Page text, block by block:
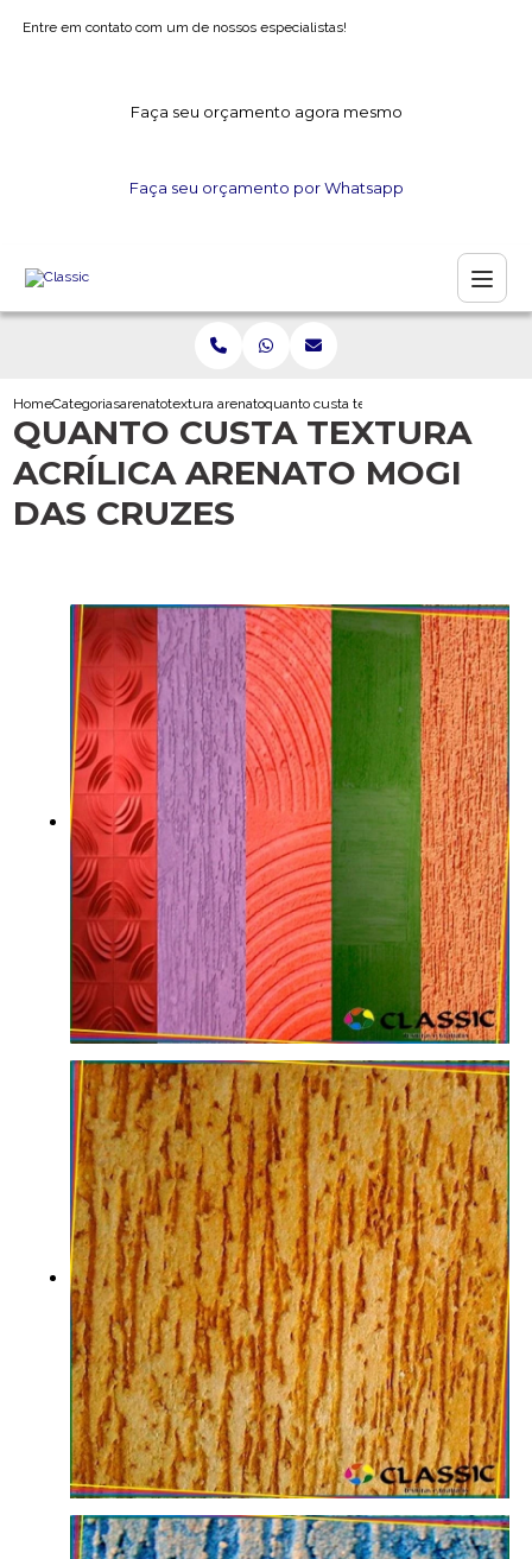
Entre em contato com um de nossos especialistas!
Faça seu orçamento agora mesmo
Faça seu orçamento por Whatsapp
HomeCategoriasarenatotextura arenatoquanto custa textura acrilica arenato
QUANTO CUSTA TEXTURA
ACRÍLICA ARENATO MOGI
DAS CRUZES